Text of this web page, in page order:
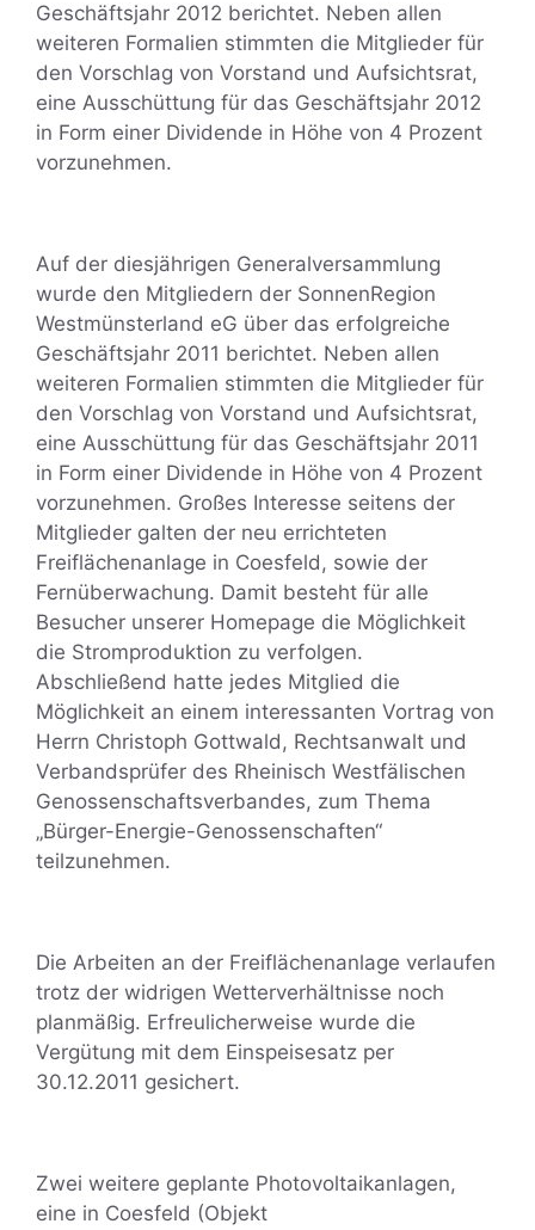
Geschäftsjahr 2012 berichtet. Neben allen
weiteren Formalien stimmten die Mitglieder für
den Vorschlag von Vorstand und Aufsichtsrat,
eine Ausschüttung für das Geschäftsjahr 2012
in Form einer Dividende in Höhe von 4 Prozent
vorzunehmen.
Auf der diesjährigen Generalversammlung
wurde den Mitgliedern der SonnenRegion
Westmünsterland eG über das erfolgreiche
Geschäftsjahr 2011 berichtet. Neben allen
weiteren Formalien stimmten die Mitglieder für
den Vorschlag von Vorstand und Aufsichtsrat,
eine Ausschüttung für das Geschäftsjahr 2011
in Form einer Dividende in Höhe von 4 Prozent
vorzunehmen. Großes Interesse seitens der
Mitglieder galten der neu errichteten
Freiflächenanlage in Coesfeld, sowie der
Fernüberwachung. Damit besteht für alle
Besucher unserer Homepage die Möglichkeit
die Stromproduktion zu verfolgen.
Abschließend hatte jedes Mitglied die
Möglichkeit an einem interessanten Vortrag von
Herrn Christoph Gottwald, Rechtsanwalt und
Verbandsprüfer des Rheinisch Westfälischen
Genossenschaftsverbandes, zum Thema
„Bürger-Energie-Genossenschaften“
teilzunehmen.
Die Arbeiten an der Freiflächenanlage verlaufen
trotz der widrigen Wetterverhältnisse noch
planmäßig. Erfreulicherweise wurde die
Vergütung mit dem Einspeisesatz per
30.12.2011 gesichert.
Zwei weitere geplante Photovoltaikanlagen,
eine in Coesfeld (Objekt